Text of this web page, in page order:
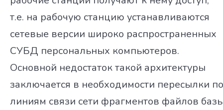
т.е. на рабочую станцию устанавливаются
сетевые версии широко распространенных
СУБД персональных компьютеров.
Основной недостаток такой архитектуры
заключается в необходимости пересылки по
линиям связи сети фрагментов файлов